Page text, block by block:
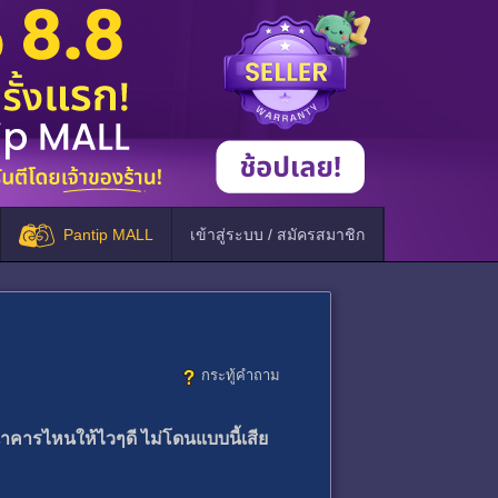
Pantip MALL เข้าสู่ระบบ / สมัครสมาชิก
กระทู้คำถาม
คารไหนให้ไวๆดี ไม่โดนแบบนี้เสีย